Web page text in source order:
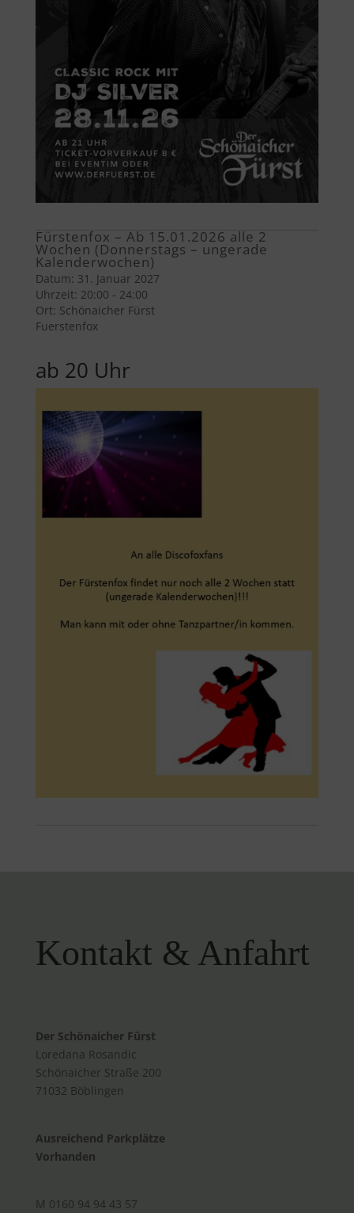
Fürstenfox – Ab 15.01.2026 alle 2
Wochen (Donnerstags – ungerade
Kalenderwochen)
Datum: 31. Januar 2027
Uhrzeit: 20:00 - 24:00
Ort: Schönaicher Fürst
Fuerstenfox
ab 20 Uhr
Kontakt & Anfahrt
Der Schönaicher Fürst
Loredana Rosandic
Schönaicher Straße 200
71032 Böblingen
Ausreichend Parkplätze
Vorhanden
M 0160 94 94 43 57